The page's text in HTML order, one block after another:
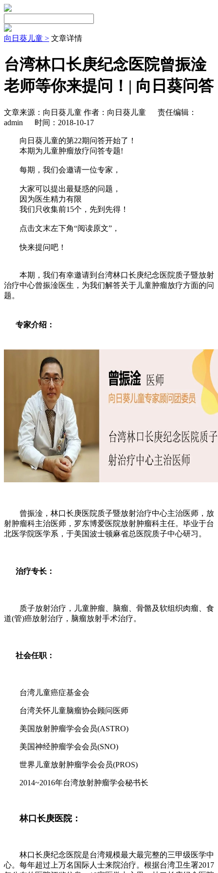
向日葵儿童 > 文章详情
台湾林口长庚纪念医院曾振淦
老师等你来提问！| 向日葵问答
文章来源：向日葵儿童 作者：向日葵儿童
责任编辑：
admin
时间：2018-10-17
向日葵儿童的第22期问答开始了！
本期为儿童肿瘤放疗问答专题!
每期，我们会邀请一位专家，
大家可以提出最疑惑的问题，
因为医生精力有限
我们只收集前15个，先到先得！
点击文末左下角“阅读原文”，
快来提问吧！
本期，我们有幸邀请到台湾林口长庚纪念医院质子暨放射
治疗中心曾振淦医生，为我们解答关于儿童肿瘤放疗方面的问
题。
专家介绍：
曾振淦，林口长庚医院质子暨放射治疗中心主治医师，放
射肿瘤科主治医师，罗东博爱医院放射肿瘤科主任。毕业于台
北医学院医学系，于美国波士顿麻省总医院质子中心研习。
治疗专长：
质子放射治疗，儿童肿瘤、脑瘤、骨骼及软组织肉瘤、食
道(管)癌放射治疗，脑瘤放射手术治疗。
社会任职：
台湾儿童癌症基金会
台湾关怀儿童脑瘤协会顾问医师
美国放射肿瘤学会会员(ASTRO)
美国神经肿瘤学会会员(SNO)
世界儿童放射肿瘤学会会员(PROS)
2014~2016年台湾放射肿瘤学会秘书长
林口长庚医院：
林口长庚纪念医院是台湾规模最大最完整的三甲级医学中
心。每年超过上万名国际人士来院治疗。根据台湾卫生署2017